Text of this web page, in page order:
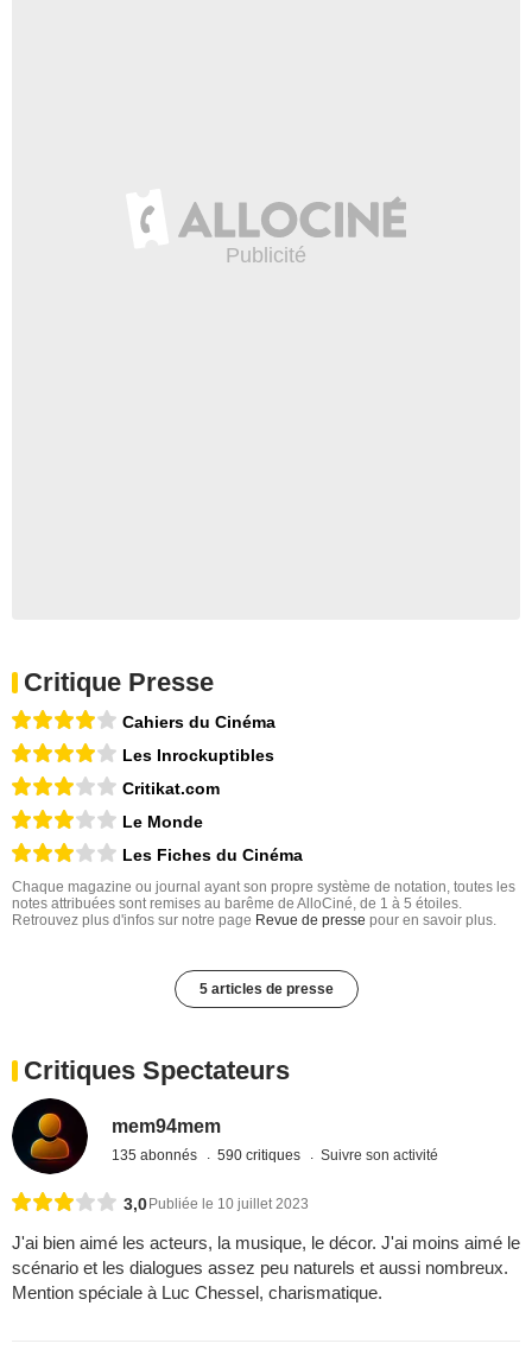
Critique Presse
Cahiers du Cinéma
Les Inrockuptibles
Critikat.com
Le Monde
Les Fiches du Cinéma
Chaque magazine ou journal ayant son propre système de notation, toutes les
notes attribuées sont remises au barême de AlloCiné, de 1 à 5 étoiles.
Retrouvez plus d'infos sur notre page Revue de presse pour en savoir plus.
5 articles de presse
Critiques Spectateurs
mem94mem
135 abonnés 590 critiques Suivre son activité
3,0 Publiée le 10 juillet 2023
J'ai bien aimé les acteurs, la musique, le décor. J'ai moins aimé le
scénario et les dialogues assez peu naturels et aussi nombreux.
Mention spéciale à Luc Chessel, charismatique.